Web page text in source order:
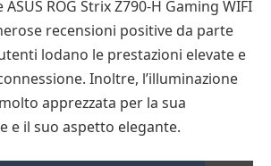
ROG Strix Z790-H Gaming WIFI
recensioni positive da parte
lodano le prestazioni elevate e
Inoltre, l’illuminazione
apprezzata per la sua
e il suo aspetto elegante.